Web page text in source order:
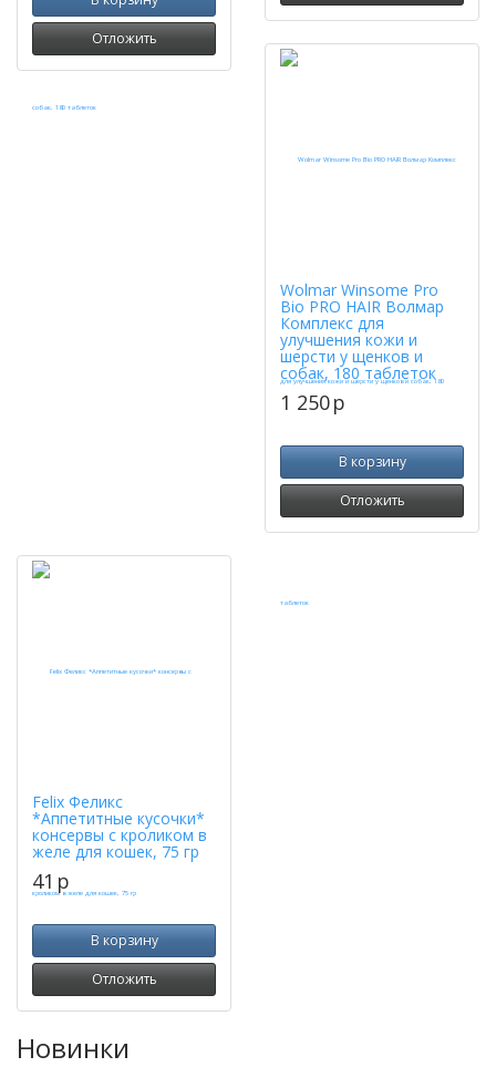
Отложить
Wolmar Winsome Pro
Bio PRO HAIR Волмар
Комплекс для
улучшения кожи и
шерсти у щенков и
собак, 180 таблеток
1 250p
В корзину
Отложить
Felix Феликс
*Аппетитные кусочки*
консервы с кроликом в
желе для кошек, 75 гр
41 p
В корзину
Отложить
Новинки